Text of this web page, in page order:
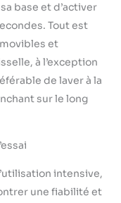
base et d’activer
Tout est
et
à l’exception
de laver à la
sur le long
intensive,
une fiabilité et